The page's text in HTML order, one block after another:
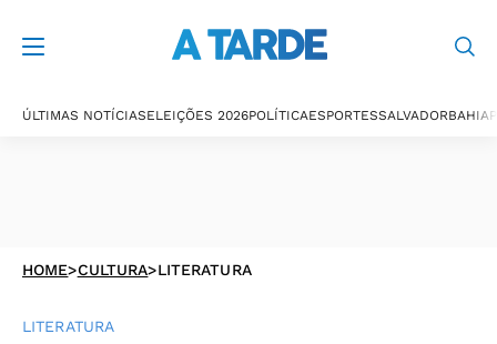
ÚLTIMAS NOTÍCIASELEIÇÕES 2026POLÍTICAESPORTESSALVADORBAHIA
HOME>CULTURA>LITERATURA
LITERATURA